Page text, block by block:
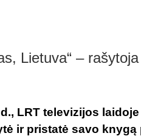
Lietuva“ –
LRT televizijos
ir pristatė savo knygą